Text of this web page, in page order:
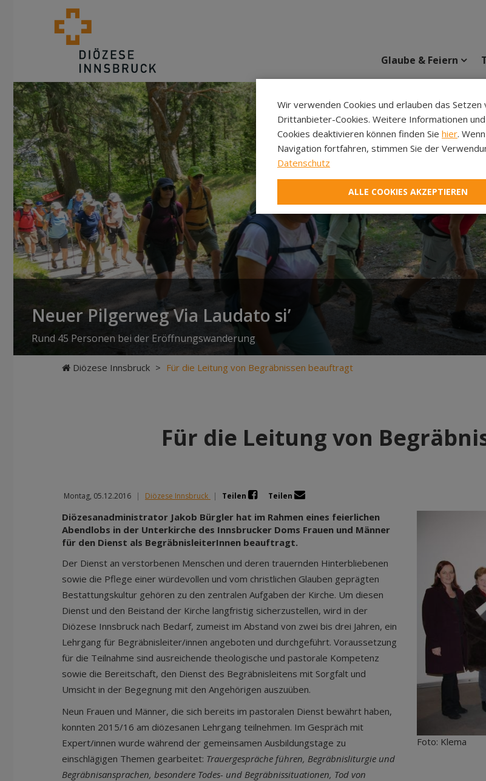
Glaube & Feiern
Neuer Pilgerweg Via Laudato si’
Rund 45 Personen bei der Eröffnungswanderung
Diözese Innsbruck > Für die Leitung von Begräbnissen beauftragt
Für die Leitung von
Montag, 05.12.2016 | Diözese Innsbruck | Teilen Teilen
Diözesanadministrator Jakob Bürgler hat im Rahmen eines feierlichen
Abendlobs in der Unterkirche des Innsbrucker Doms Frauen und Männer
für den Dienst als BegräbnisleiterInnen beauftragt.
Der Dienst an verstorbenen Menschen und deren trauernden Hinterbliebenen
sowie die Pflege einer würdevollen und vom christlichen Glauben geprägten
Bestattungskultur gehören zu den zentralen Aufgaben der Kirche. Um diesen
Dienst und den Beistand der Kirche langfristig sicherzustellen, wird in der
Diözese Innsbruck nach Bedarf, zumeist im Abstand von zwei bis drei Jahren, ein
Lehrgang für Begräbnisleiter/innen angeboten und durchgeführt. Voraussetzung
für die Teilnahme sind ausreichende theologische und pastorale Kompetenz
sowie die Bereitschaft, den Dienst des Begräbnisleitens mit Sorgfalt und
Umsicht in der Begegnung mit den Angehörigen auszuüben.
Neun Frauen und Männer, die sich bereits im pastoralen Dienst bewährt haben,
konnten 2015/16 am diözesanen Lehrgang teilnehmen. Im Gespräch mit
Expert/innen wurde während der gemeinsamen Ausbildungstage zu
einschlägigen Themen gearbeitet: Trauergespräche führen, Begräbnisliturgie und
Begräbnisansprachen, besondere Todes- und Begräbnissituationen, Tod von
Foto: Klema
Wir verwenden Cookies und erlauben das Setzen
Drittanbieter-Cookies. Weitere Informationen und
Cookies deaktivieren können finden Sie hier.
Navigation fortfahren, stimmen Sie der
Datenschutz
ALLE COOKIES AKZEPTIEREN